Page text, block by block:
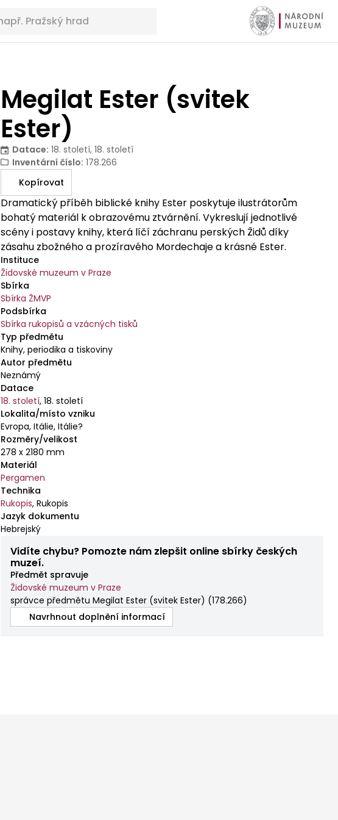
Megilat Ester (svitek
Ester)
Datace: 18. století, 18. století
Inventární číslo: 178.266
Kopírovat
Dramatický příběh biblické knihy Ester poskytuje ilustrátorům
bohatý materiál k obrazovému ztvárnění. Vykreslují jednotlivé
scény i postavy knihy, která líčí záchranu perských Židů díky
zásahu zbožného a prozíravého Mordechaje a krásné Ester.
Vděčný námět představuje mimo jiné bídný konec úskočného
Hamana a jeho synů, popravených z nařízení krále Ahašveroše.
Instituce
Židovské muzeum v Praze
Sbírka
Sbírka ŽMVP
Podsbírka
Sbírka rukopisů a vzácných tisků
Typ předmětu
Knihy, periodika a tiskoviny
Autor předmětu
Neznámý
Datace
18. století,18. století
Lokalita/místo vzniku
Evropa, Itálie, Itálie?
Rozměry/velikost
278 x 2180 mm
Materiál
Pergamen
Technika
Rukopis,Rukopis
Jazyk dokumentu
Hebrejský
Vidíte chybu? Pomozte nám zlepšit online sbírky českých
muzeí.
Předmět spravuje
Židovské muzeum v Praze
správce předmětu Megilat Ester (svitek Ester) (178.266)
Navrhnout doplnění informací